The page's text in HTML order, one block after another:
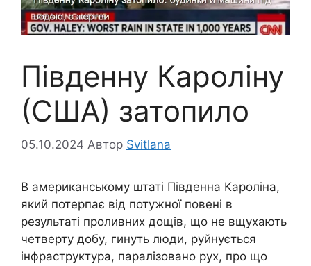
Південну Кароліну
(США) затопило
05.10.2024 Автор Svitlana
В американському штаті Південна Кароліна,
який потерпає від потужної повені в
результаті проливних дощів, що не вщухають
четверту добу, гинуть люди, руйнується
інфраструктура, паралізовано рух, про що